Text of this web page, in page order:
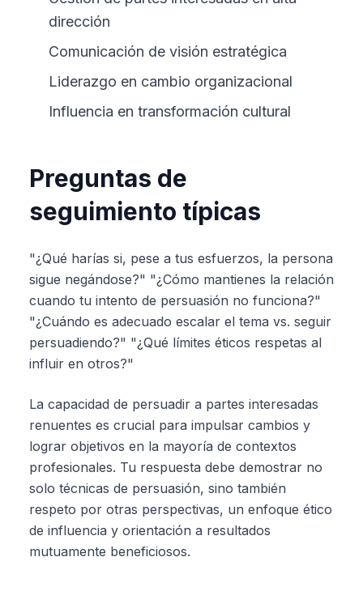
dirección
Comunicación de visión estratégica
Liderazgo en cambio organizacional
Influencia en transformación cultural
Preguntas de
seguimiento típicas
"¿Qué harías si, pese a tus esfuerzos, la persona
sigue negándose?" "¿Cómo mantienes la relación
cuando tu intento de persuasión no funciona?"
"¿Cuándo es adecuado escalar el tema vs. seguir
persuadiendo?" "¿Qué límites éticos respetas al
influir en otros?"
La capacidad de persuadir a partes interesadas
renuentes es crucial para impulsar cambios y
lograr objetivos en la mayoría de contextos
profesionales. Tu respuesta debe demostrar no
solo técnicas de persuasión, sino también
respeto por otras perspectivas, un enfoque ético
de influencia y orientación a resultados
mutuamente beneficiosos.